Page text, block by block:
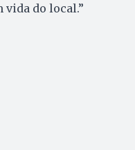
do local.”